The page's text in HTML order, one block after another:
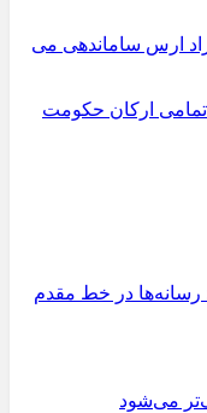
ارس ساماندهی می
تمامی ارکان حکومت
رسانه‌ها در خط مقدم
می‌شود